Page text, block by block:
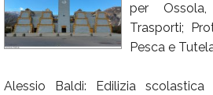
Rubriche
Calendario
per
Trasporti;
Pesca e
Alessio Baldi: Edilizia scolastica